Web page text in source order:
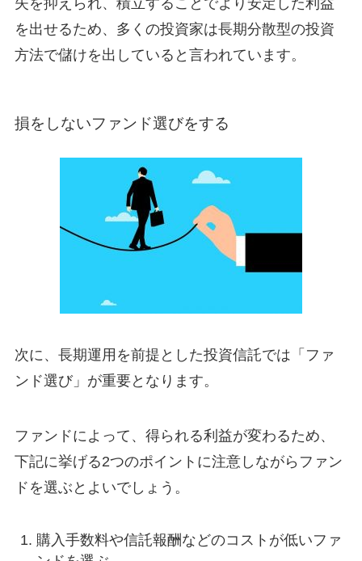
を出せるため、多くの投資家は長期分散型の投資
方法で儲けを出していると言われています。
損をしないファンド選びをする
次に、長期運用を前提とした投資信託では「ファ
ンド選び」が重要となります。
ファンドによって、得られる利益が変わるため、
下記に挙げる2つのポイントに注意しながらファン
ドを選ぶとよいでしょう。
購入手数料や信託報酬などのコストが低いファ